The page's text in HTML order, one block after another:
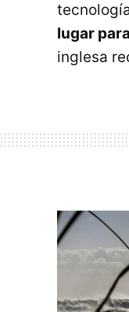
lugar
inglesa